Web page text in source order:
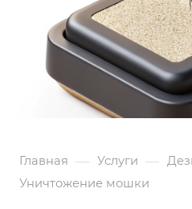
Главная — Услуги —
Уничтожение мошки